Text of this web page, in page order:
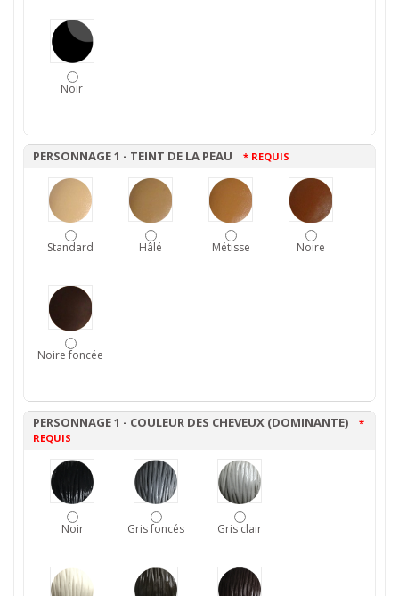
Noir
PERSONNAGE 1 - TEINT DE LA PEAU * REQUIS
Standard Hâlé Métisse Noire
Noire foncée
PERSONNAGE 1 - COULEUR DES CHEVEUX (DOMINANTE) *
REQUIS
Noir Gris foncés Gris clair